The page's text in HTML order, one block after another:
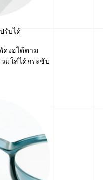
รับได้
งอได้ตาม
มใส่ได้กระชับ